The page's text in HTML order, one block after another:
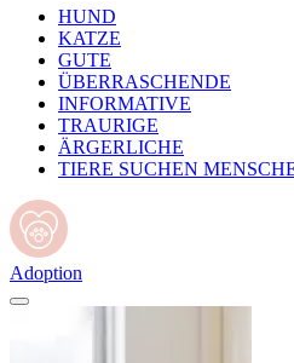
HUND
KATZE
GUTE
ÜBERRASCHENDE
INFORMATIVE
TRAURIGE
ÄRGERLICHE
TIERE SUCHEN
Adoption